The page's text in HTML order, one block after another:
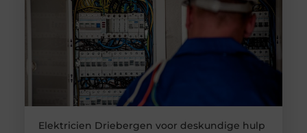
Elektricien Driebergen voor deskundige hulp